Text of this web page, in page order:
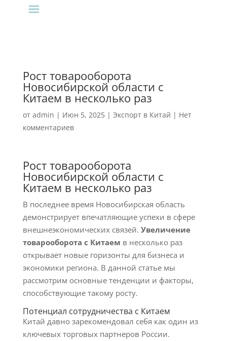
Рост товарооборота
Новосибирской области с
Китаем в несколько раз
от admin | Июн 5, 2025| Экспорт в Китай | Нет
комментариев
Рост товарооборота
Новосибирской области с
Китаем в несколько раз
В последнее время Новосибирская область
демонстрирует впечатляющие успехи в сфере
внешнеэкономических связей. Увеличение
товарооборота с Китаем в несколько раз
открывает новые горизонты для бизнеса и
экономики региона. В данной статье мы
рассмотрим основные тенденции и факторы,
способствующие такому росту.
Потенциал сотрудничества с Китаем
Китай давно зарекомендовал себя как один из
ключевых торговых партнеров России.